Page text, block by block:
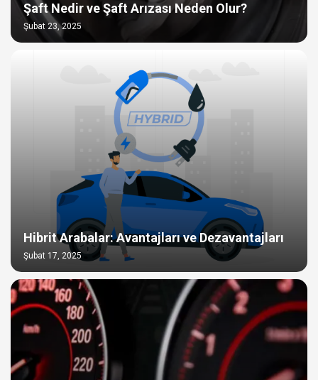
Şaft Nedir ve Şaft Arızası Neden Olur?
Şubat 23, 2025
Hibrit Arabalar: Avantajları ve Dezavantajları
Şubat 17, 2025